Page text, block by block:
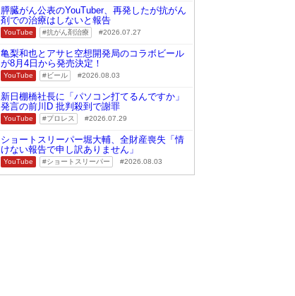
膵臓がん公表のYouTuber、再発したが抗がん
剤での治療はしないと報告
YouTube 抗がん剤治療 2026.07.27
亀梨和也とアサヒ空想開発局のコラボビール
が8月4日から発売決定！
YouTube ビール 2026.08.03
新日棚橋社長に「パソコン打てるんですか」
発言の前川D 批判殺到で謝罪
YouTube プロレス 2026.07.29
ショートスリーパー堀大輔、全財産喪失「情
けない報告で申し訳ありません」
YouTube ショートスリーパー 2026.08.03